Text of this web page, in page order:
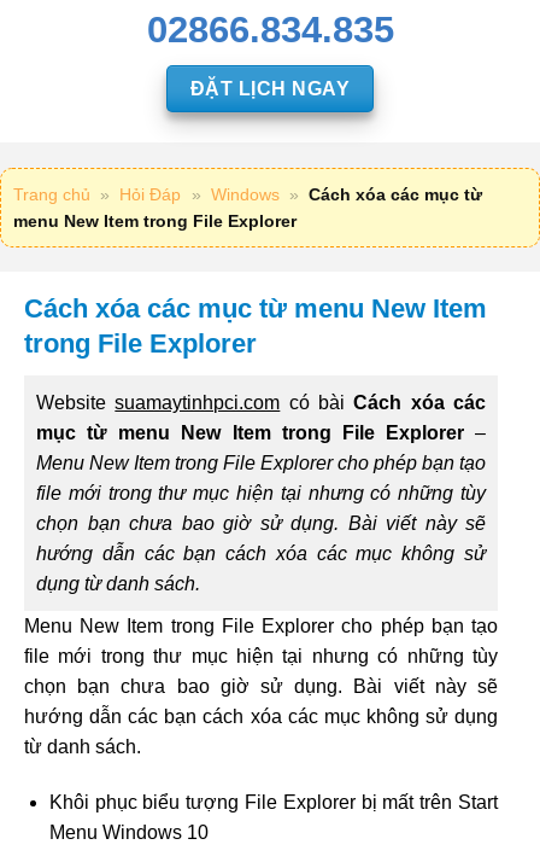
02866.834.835
ĐẶT LỊCH NGAY
Trang chủ » Hỏi Đáp » Windows » Cách xóa các mục từ
menu New Item trong File Explorer
Cách xóa các mục từ menu New Item
trong File Explorer
Websitesuamaytinhpci.com có bàiCách xóa các
mục từ menu New Item trong File Explorer–
Menu New Item trong File Explorer cho phép bạn tạo
file mới trong thư mục hiện tại nhưng có những tùy
chọn bạn chưa bao giờ sử dụng. Bài viết này sẽ
hướng dẫn các bạn cách xóa các mục không sử
dụng từ danh sách.
Menu New Item trong File Explorer cho phép bạn tạo
file mới trong thư mục hiện tại nhưng có những tùy
chọn bạn chưa bao giờ sử dụng. Bài viết này sẽ
hướng dẫn các bạn cách xóa các mục không sử dụng
từ danh sách.
Khôi phục biểu tượng File Explorer bị mất trên Start
Menu Windows 10